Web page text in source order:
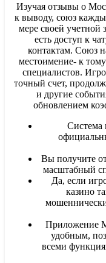
Изучая отзывы о
к выводу, союз
мере своей
есть доступ к
контактам. Союз
местоимение- к
специалистов.
точный счет,
и другие
обновлением
Система
Вы получите
масштабный
Да, если
казино
Приложение
удобным,
всеми